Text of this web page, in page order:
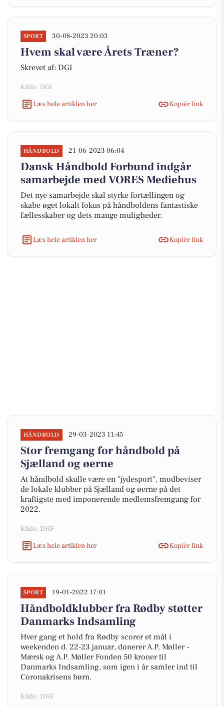
SPORT 30-08-2023 20:03
Hvem skal være Årets Træner?
Skrevet af: DGI
Kilde: DGI
Læs hele artiklen her
Kopiér link
HÅNDBOLD 21-06-2023 06:04
Dansk Håndbold Forbund indgår
samarbejde med VORES Mediehus
Det nye samarbejde skal styrke fortællingen og
skabe øget lokalt fokus på håndboldens fantastiske
fællesskaber og dets mange muligheder.
Læs hele artiklen her Kopiér link
HÅNDBOLD 29-03-2023 11:45
Stor fremgang for håndbold på
Sjælland og øerne
At håndbold skulle være en "jydesport", modbeviser
de lokale klubber på Sjælland og øerne på det
kraftigste med imponerende medlemsfremgang for
2022.
Kilde: DHF
Læs hele artiklen her
Kopiér link
SPORT 19-01-2022 17:01
Håndboldklubber fra Rødby støtter
Danmarks Indsamling
Hver gang et hold fra Rødby scorer et mål i
weekenden d. 22-23 januar, donerer A.P. Møller -
Mærsk og A.P. Møller Fonden 50 kroner til
Danmarks Indsamling, som igen i år samler ind til
Coronakrisens børn.
Kilde: DHF